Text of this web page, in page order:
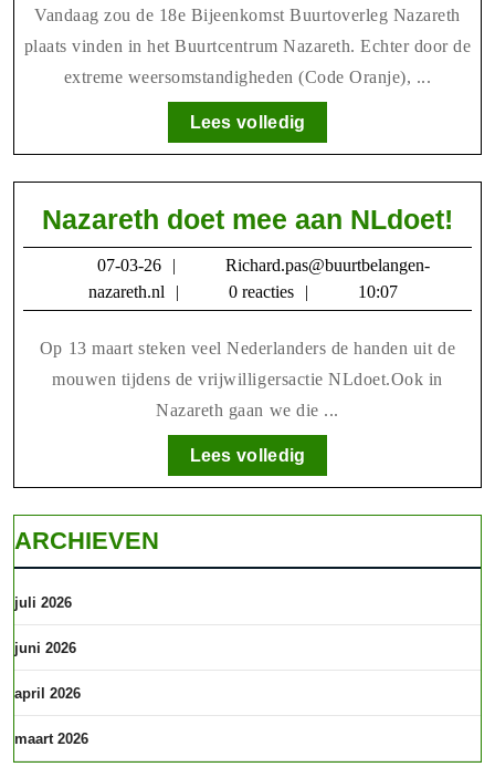
–
Verplaatst
naar
2
juli
a.s.
Vandaag zou de 18e Bijeenkomst Buurtoverleg Nazareth
plaats vinden in het Buurtcentrum Nazareth. Echter door de
extreme weersomstandigheden (Code Oranje), ...
Lees volledig
volledig
Nazareth doet mee aan NLdoet!
aan
07-03-26
26
Richard.pas@buurtbelangen-
nazareth.nl
Richard.pas@buurtbelangen-
nazareth.nl
0 reacties 10:07
Op 13 maart steken veel Nederlanders de handen uit de
mouwen tijdens de vrijwilligersactie NLdoet.Ook in
Nazareth gaan we die ...
Lees volledig
volledig
ARCHIEVEN
juli 2026
juni 2026
april 2026
maart 2026